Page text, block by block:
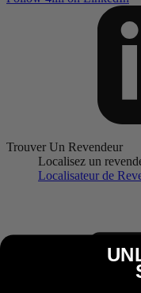
Trouver Un Revendeur
Localisez un
Localisateur de